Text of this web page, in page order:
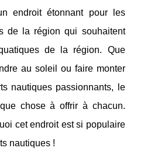
endroit étonnant pour les
de la région qui souhaitent
de la région. Que
au soleil ou faire monter
nautiques passionnants, le
chose à offrir à chacun.
cet endroit est si populaire
nautiques !